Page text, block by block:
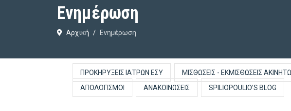
Ενημέρωση
Αρχική Ενημέρωση
ΠΡΟΚΗΡΎΞΕΙΣ ΙΑΤΡΏΝ ΕΣΥ ΜΙΣΘΏΣΕΙΣ - ΕΚΜΙΣΘΏΣΕΙΣ
ΑΠΟΛΟΓΙΣΜΟΊ
ΑΝΑΚΟΙΝΏΣΕΙΣ SPILIOPOULIO’S BLOG